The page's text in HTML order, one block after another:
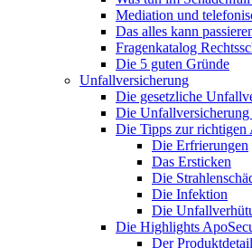
Mediation und
Das alles kann
Fragenkatalog
Die 5 guten Gründe
Unfallversicherung
Die gesetzliche
Die
Die Tipps zur richtigen
Die Erfrierungen
Das Ersticken
Die
Die Infektion
Die
Die Highlights
Der